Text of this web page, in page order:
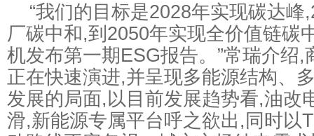
“我们的目标是2028年实现碳达峰
厂碳中和,到2050年实现全价值链碳
机发布第一期ESG报告。”常瑞介绍,
正在快速演进,并呈现多能源结构、
发展的局面,以目前发展趋势看,油改
滑,新能源专属平台呼之欲出,同时以